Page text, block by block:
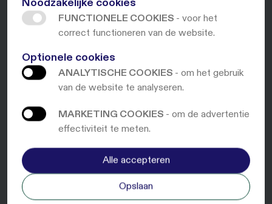
FUNCTIONELE COOKIES - voor het
correct functioneren van de website.
Optionele cookies
ANALYTISCHE COOKIES - om het gebruik
van de website te analyseren.
MARKETING COOKIES - om de advertentie
effectiviteit te meten.
Opslaan
Alle accepteren